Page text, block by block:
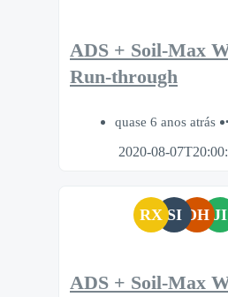
ADS + Soil-Max
Run-through
quase 6 anos atrás
2020-08-
RX SI DH JI
ADS + Soil-Max